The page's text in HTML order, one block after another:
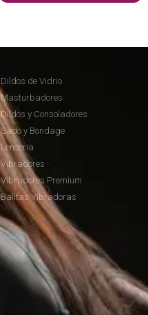
Dildos de Vidrio
Masturbadores
Dildos y Consoladores
Sado y Bondage
Lenceria
Vibradores
Vibradores Premium
Balitas Vibradoras